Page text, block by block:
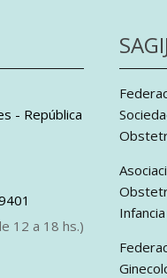
- República
12 a 18 hs.)